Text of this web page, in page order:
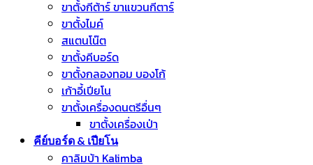
ขาตั้งกีต้าร์ ขาแขวนกีตาร์
ขาตั้งไมค์
สแตนโน๊ต
ขาตั้งคีบอร์ด
ขาตั้งกลองทอม บองโก้
เก้าอี้เปียโน
ขาตั้งเครื่องดนตรีอื่นๆ
ขาตั้งเครื่องเป่า
คีย์บอร์ด & เปียโน
คาลิมบ้า Kalimba